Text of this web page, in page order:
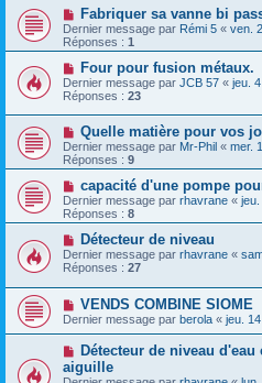
Fabriquer sa vanne bi
Dernier message par Rémi 5 « ven.
Réponses : 1
Four pour fusion métaux.
Dernier message par JCB 57 « jeu.
Réponses : 23
Quelle matière pour vos
Dernier message par Mr-Phil « mer.
Réponses : 9
capacité d'une pompe
Dernier message par rhavrane « jeu.
Réponses : 8
Détecteur de niveau
Dernier message par rhavrane «
Réponses : 27
VENDS COMBINE SIOME
Dernier message par berola « jeu.
Détecteur de niveau
aiguille